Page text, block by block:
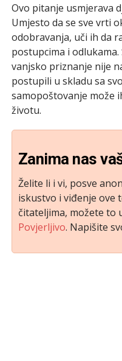
Ovo pitanje usmjerava
Umjesto da se sve vrti
odobravanja, uči ih da
postupcima i
vanjsko priznanje nije
postupili u skladu sa
samopoštovanje može
životu.
Zanima nas
Želite li i vi, posve
iskustvo i viđenje ove
čitateljima, možete to
Povjerljivo. Napišite